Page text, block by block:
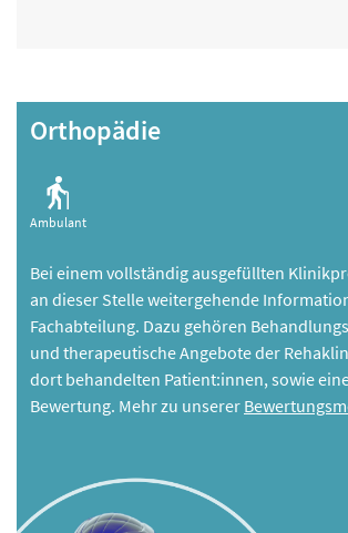
Orthopädie
Ambulant
Bei einem vollständig ausgefüllten
an dieser Stelle weitergehende
Fachabteilung. Dazu gehören
und therapeutische Angebote der
dort behandelten Patient:innen, sowie
Bewertung. Mehr zu unserer